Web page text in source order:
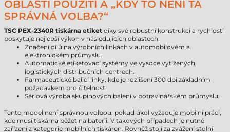
OBLASTI POUŽITÍ A „KDY TO NENÍ TA
SPRÁVNÁ VOLBA?“
TSC PEX-2340R tiskárna etiket díky své robustní konstrukci a rychlosti
poskytuje nejlepší výkon v následujících oblastech:
Značení dílů na výrobních linkách v automobilovém a
elektronickém průmyslu.
Automatické etiketovací systémy ve vysoce vytížených
logistických distribučních centrech.
Farmaceutické balicí linky, kde je rozlišení 300 dpi základním
požadavkem pro čitelnost.
Sériová výroba skupinových balení v potravinářském průmyslu.
Tento model není správnou volbou, pokud úkol vyžaduje mobilní práci,
kde musí tiskárna běžet na baterii. V takových případech je nutné
zařízení z kategorie mobilních tiskáren. Rovněž stojí za zvážení stolní